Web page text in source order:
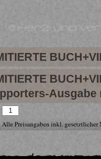
Ausgabe
Alle Preisangaben inkl.